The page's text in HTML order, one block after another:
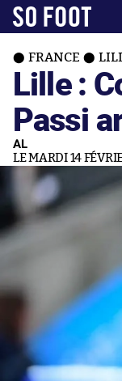
FRANCE
Lille :
Passi
AL
LE MARDI 14